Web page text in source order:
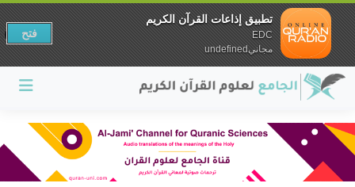
تطبيق إذاعات القرآن الكريم
EDC
مجانيundefined
فتح